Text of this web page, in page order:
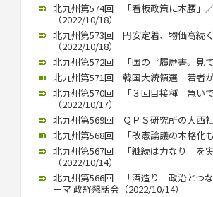
北九州第574回 「看板政策に本腰」
（2022/10/18）
北九州第573回 円安定着、物価高続
（2022/10/18）
北九州第572回 「国の〝履歴書〟見
北九州第571回 韓国大統領選 若者
北九州第570回 「３回目接種 急い
（2022/10/17）
北九州第569回 ＱＰＳ研究所の大西
北九州第568回 「改憲論議の本格化
北九州第567回 「継続は力なり」を
（2022/10/14）
北九州第566回 「酒造り 政治とつな
ーマ 政経懇話会（2022/10/14）